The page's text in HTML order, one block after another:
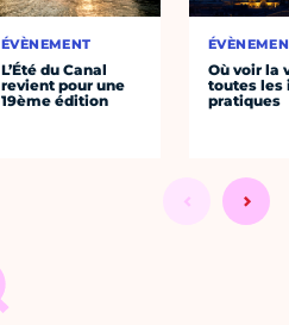
ÉVÈNEMENT
L’Été du Canal
revient pour une
19ème édition
Où voir la
toutes les
pratiques